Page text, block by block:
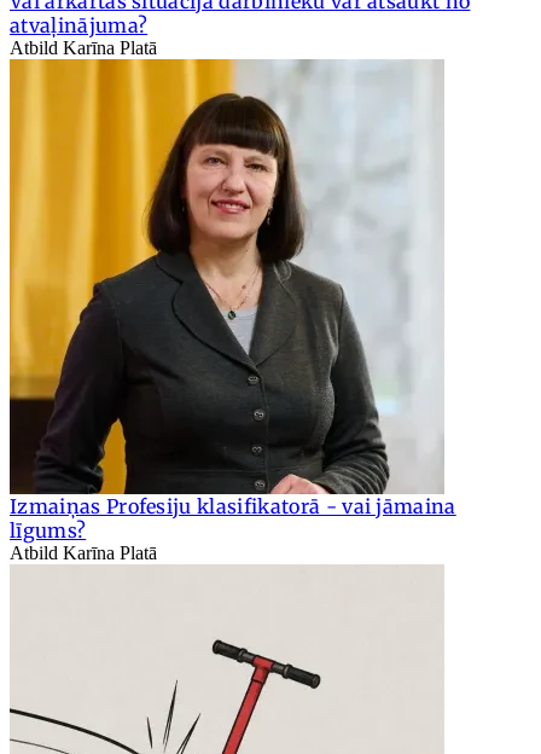
atvaļinājuma?
Atbild Karīna Platā
Izmaiņas Profesiju klasifikatorā - vai jāmaina
līgums?
Atbild Karīna Platā